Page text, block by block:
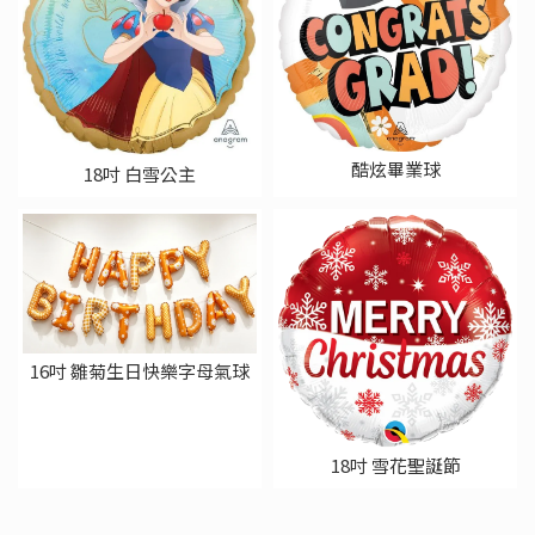
18吋 白雪公主 酷炫畢業球
16吋 雛菊生日快樂字母氣球
18吋 雪花聖誕節